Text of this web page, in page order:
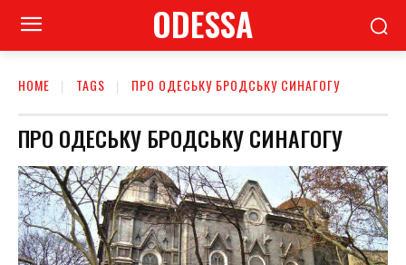
ODESSA
HOME TAGS ПРО ОДЕСЬКУ БРОДСЬКУ СИНАГОГУ
ПРО ОДЕСЬКУ БРОДСЬКУ СИНАГОГУ